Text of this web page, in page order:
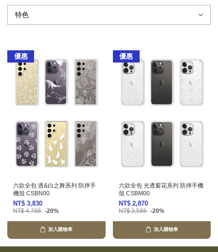
優惠
六款全包 透&白之舞系列 防摔手
機殼 CSBN00
NT$ 3,830
NT$ 4,788 -20%
加入購物車
優惠
六款全包 光透窗花系列 防摔手機
殼 CSBM00
NT$ 2,870
NT$ 3,588 -20%
加入購物車